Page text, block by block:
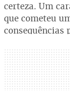
certeza. Um
que cometeu
consequências